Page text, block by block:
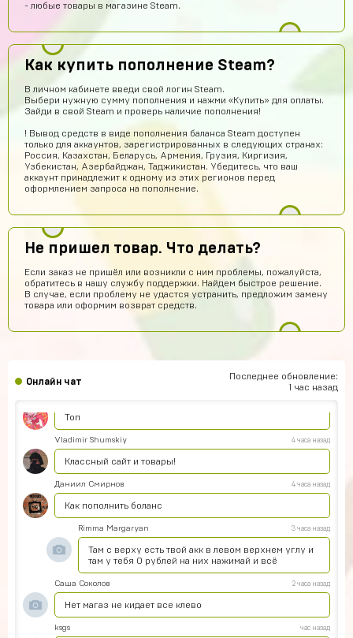
- любые товары в магазине Steam.
Как купить пополнение Steam?
В личном кабинете введи свой логин Steam.
Выбери нужную сумму пополнения и нажми «Купить» для оплаты.
Зайди в свой Steam и проверь наличие пополнения!
! Вывод средств в виде пополнения баланса Steam доступен
только для аккаунтов, зарегистрированных в следующих странах:
Россия, Казахстан, Беларусь, Армения, Грузия, Киргизия,
Узбекистан, Азербайджан, Таджикистан. Убедитесь, что ваш
аккаунт принадлежит к одному из этих регионов перед
оформлением запроса на пополнение.
Не пришел товар. Что делать?
Если заказ не пришёл или возникли с ним проблемы, пожалуйста,
обратитесь в нашу службу поддержки. Найдем быстрое решение.
В случае, если проблему не удастся устранить, предложим замену
товара или оформим возврат средств.
Онлайн чат
Последнее обновление:
1 час назад
Топчик. Акк пришел теперь рублуюсь на нормальном а
Антон Трофимов
крута
Лёша Бикметов
привет ЕСЛИ МЫ ВИДЕТЕ МЕНЯ ТО ЭТО НЕ БОТ
Pizdavam 9 часов назад
TOP
Альбина Хамадишина
Помогите пж я ввёл не правильный эмаил но за аккаунт
Техническая поддержка 7 часов назад
Обратитесь к нам в поддержку по контактам,
помогут получить заказ.
Егор Карачев 6 часов назад
Подскажите как решить проблему с оплатой через
Топ
Vladimir Shumskiy 4 часа назад
Классный сайт и товары!
Даниил Смирнов 4 часа назад
Как пополнить боланс
Rimma Margaryan 3 часа назад
Там с верху есть твой акк в левом верхнем углу и
там у тебя 0 рублей на них нажимай и всё
Саша Соколов 2 часа назад
Нет магаз не кидает все клево
ksgs час назад